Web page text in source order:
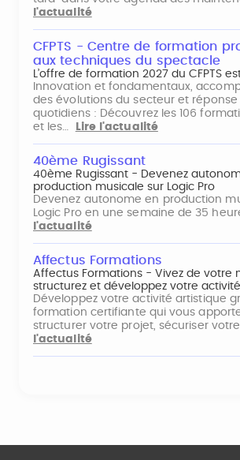
l'actualité
CFPTS - Centre de formation
aux techniques du spectacle
L’offre de formation 2027 du CFPTS
Innovation et fondamentaux,
des évolutions du secteur et réponse
quotidiens : Découvrez les 106
et les…
Lire l'actualité
40ème Rugissant
40ème Rugissant - Devenez
production musicale sur Logic Pro
Devenez autonome en production
Logic Pro en une semaine de 35
l'actualité
Affectus Formations
Affectus Formations - Vivez de votre
structurez et développez votre
Développez votre activité artistique
formation certifiante qui vous
structurer votre projet, sécuriser
l'actualité